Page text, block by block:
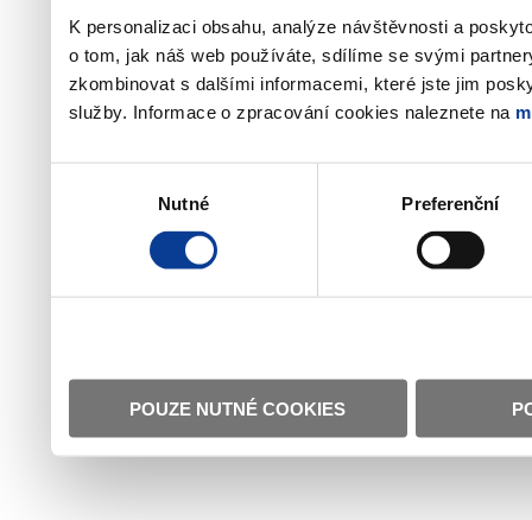
K personalizaci obsahu, analýze návštěvnosti a
o tom, jak náš web používáte, sdílíme se svými
zkombinovat s dalšími informacemi, které jste jim
služby. Informace o zpracování cookies naleznete na
Nutné Preferenční
POUZE NUTNÉ COOKIES